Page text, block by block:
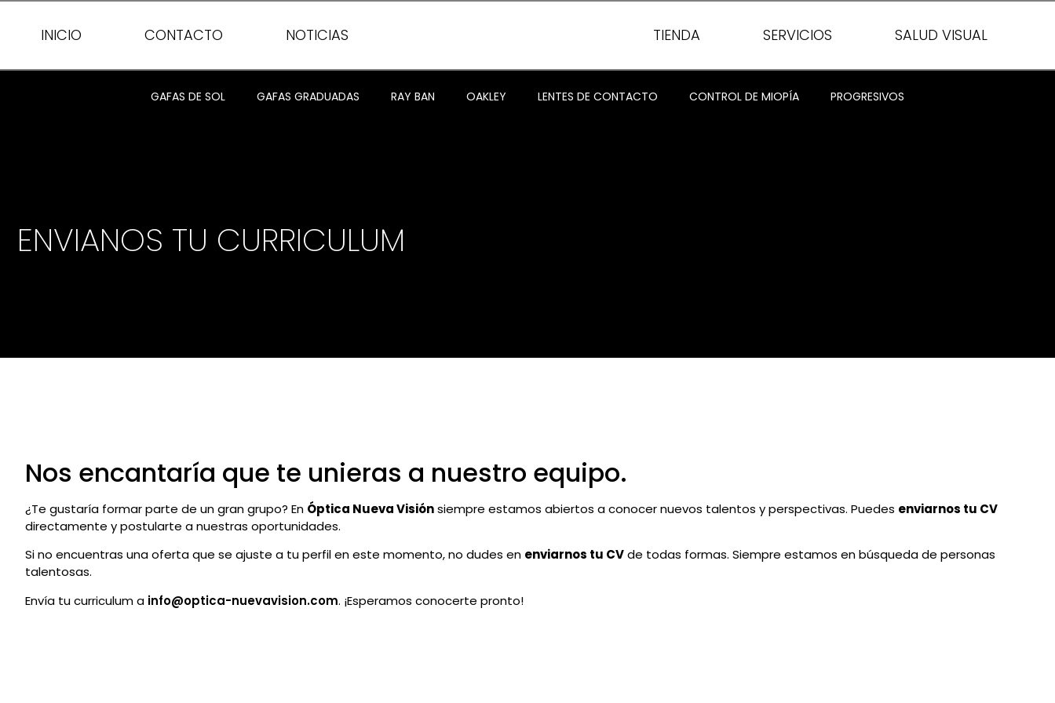
INICIO CONTACTO NOTICIAS TIENDA SERVICIOS SALUD VISUAL
GAFAS DE SOL GAFAS GRADUADAS RAY BAN OAKLEY LENTES DE CONTACTO CONTROL DE MIOPÍA PROGRESIVOS
ENVIANOS TU CURRICULUM
Nos encantaría que te unieras a nuestro equipo.
¿Te gustaría formar parte de un gran grupo? En Óptica Nueva Visiónsiempre estamos abiertos a conocer nuevos talentos y perspectivas. Puedes enviarnos tu CV
directamente y postularte a nuestras oportunidades.
Si no encuentras una oferta que se ajuste a tu perfil en este momento, no dudes en enviarnos tu CVde todas formas. Siempre estamos en búsqueda de personas
talentosas.
Envía tu curriculum a info@optica-nuevavision.com. ¡Esperamos conocerte pronto!